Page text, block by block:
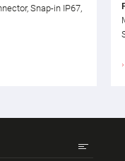
Snap-in IP67,